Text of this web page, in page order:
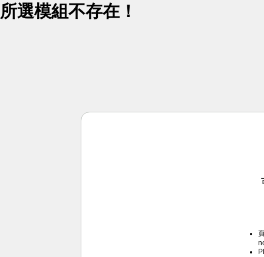
所選模組不存在！